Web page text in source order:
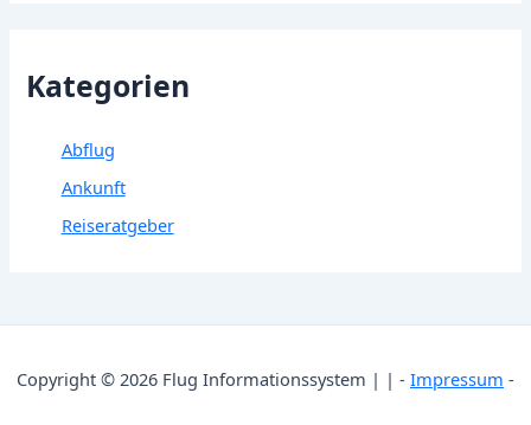
Kategorien
Abflug
Ankunft
Reiseratgeber
Copyright © 2026 Flug Informationssystem | | - Impressum -